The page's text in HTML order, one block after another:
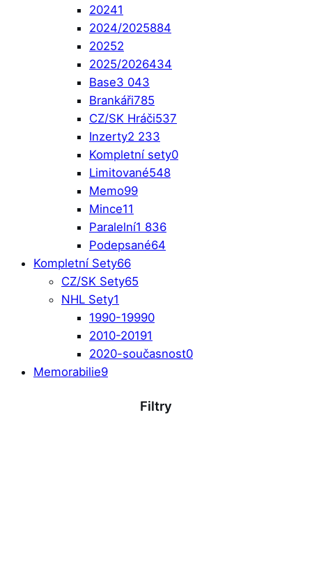
20241
2024/2025884
20252
2025/2026434
Base3 043
Brankáři785
CZ/SK Hráči537
Inzerty2 233
Kompletní sety0
Limitované548
Memo99
Mince11
Paralelní1 836
Podepsané64
Kompletní Sety66
CZ/SK Sety65
NHL Sety1
1990-19990
2010-20191
2020-současnost0
Memorabilie9
Filtry